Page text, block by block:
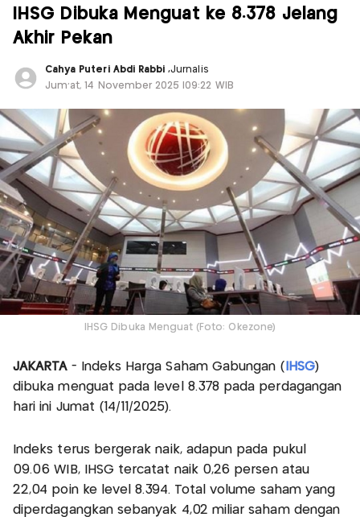
IHSG Dibuka Menguat ke 8.378 Jelang
Akhir Pekan
Cahya Puteri Abdi Rabbi,Jurnalis
Jum'at, 14 November 2025 |09:22 WIB
IHSG Dibuka Menguat (Foto: Okezone)
JAKARTA - Indeks Harga Saham Gabungan ( IHSG)
dibuka menguat pada level 8.378 pada perdagangan
hari ini Jumat (14/11/2025).
Indeks terus bergerak naik, adapun pada pukul
09.06 WIB, IHSG tercatat naik 0,26 persen atau
22,04 poin ke level 8.394. Total volume saham yang
diperdagangkan sebanyak 4,02 miliar saham dengan